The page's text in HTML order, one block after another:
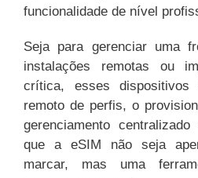
funcionalidade de nível
Seja para gerenciar uma
instalações remotas ou
crítica, esses dispositivos
remoto de perfis, o
gerenciamento
que a eSIM não seja
marcar, mas uma